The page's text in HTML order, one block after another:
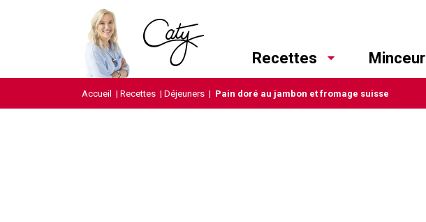
Recettes Minceur
Accueil | Recettes | Déjeuners | Pain doré au jambon et fromage suisse